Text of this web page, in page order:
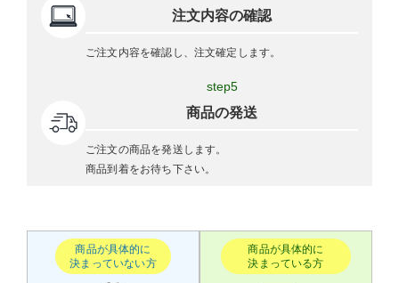
注文内容の確認
ご注文内容を確認し、注文確定します。
step5
商品の発送
ご注文の商品を発送します。
商品到着をお待ち下さい。
商品が具体的に
決まっていない方
商品が具体的に
決まっている方